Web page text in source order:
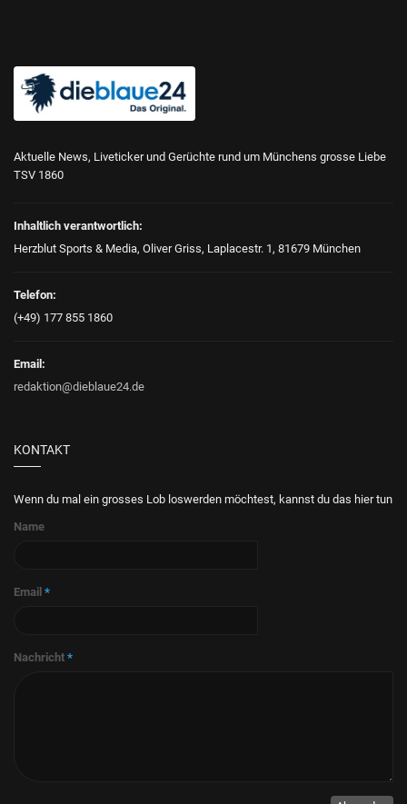
Aktuelle News, Liveticker und Gerüchte rund um Münchens grosse Liebe
TSV 1860
Inhaltlich verantwortlich:
Herzblut Sports & Media, Oliver Griss, Laplacestr. 1, 81679 München
Telefon:
(+49) 177 855 1860
Email:
redaktion@dieblaue24.de
KONTAKT
Wenn du mal ein grosses Lob loswerden möchtest, kannst du das hier tun
Name
Email *
Nachricht *